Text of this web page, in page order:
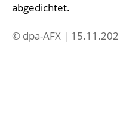
abgedichtet.
© dpa-AFX |